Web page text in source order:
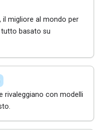
il migliore al mondo per
basato su
rivaleggiano con modelli